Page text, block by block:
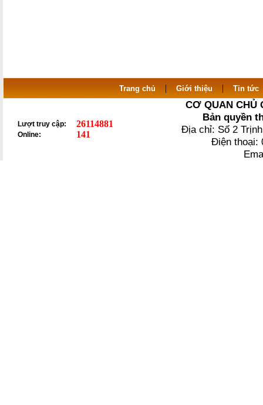
Trang chủ | Giới thiệu | Tin tức
Lượt truy cập: 26114881
Online: 141
CƠ QUAN CHỦ
Bản quyền
Địa chỉ: Số 2
Điện